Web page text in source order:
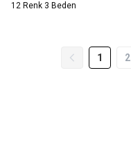
12 Renk 3 Beden
1 2